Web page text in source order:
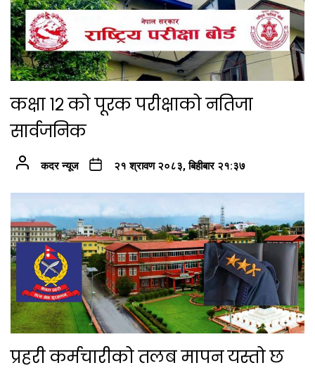
कक्षा १२ को पूरक परीक्षाको नतिजा
सार्वजनिक
कदर न्यूज २१ श्रावण २०८३, बिहीबार २१:३७
प्रहरी कर्मचारीको तलब मापन यस्तो छ